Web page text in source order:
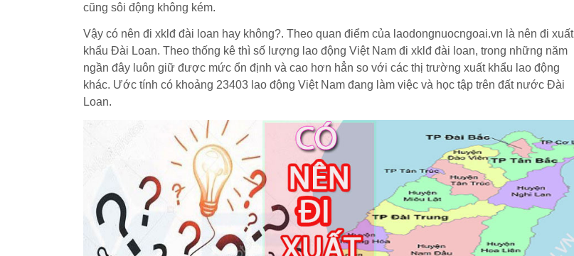
cũng sôi động không kém.
Vậy có nên đi xklđ đài loan hay không?. Theo quan điểm của laodongnuocngoai.vn là nên đi xuất
khẩu Đài Loan. Theo thống kê thì số lượng lao động Việt Nam đi xklđ đài loan, trong những năm
ngần đây luôn giữ được mức ổn định và cao hơn hẳn so với các thị trường xuất khẩu lao động
khác. Ước tính có khoảng 23403 lao động Việt Nam đang làm việc và học tập trên đất nước Đài
Loan.